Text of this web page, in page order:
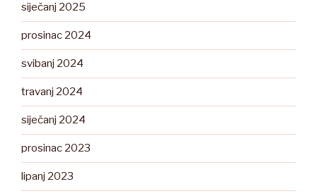
siječanj 2025
prosinac 2024
svibanj 2024
travanj 2024
siječanj 2024
prosinac 2023
lipanj 2023